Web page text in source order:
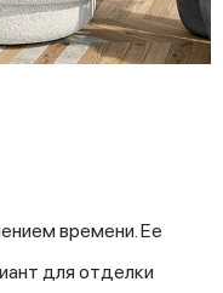
времени. Ее
для отделки